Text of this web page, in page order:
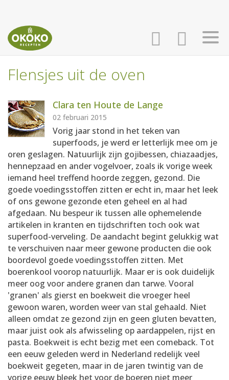
INLOGGEN
AANMELDEN
HOME
RECEPTEN
WEEKMENU'S
KOOKBOEKEN
Flensjes uit de oven
Clara ten Houte de Lange
02 februari 2015
Vorig jaar stond in het teken van
superfoods, je werd er letterlijk mee om je
oren geslagen. Natuurlijk zijn gojibessen, chiazaadjes,
hennepzaad en ander vogelvoer, zoals ik vorige week
iemand heel treffend hoorde zeggen, gezond. Die
goede voedingsstoffen zitten er echt in, maar het leek
of ons gewone gezonde eten geheel en al had
afgedaan. Nu bespeur ik tussen alle ophemelende
artikelen in kranten en tijdschriften toch ook wat
superfood-verveling. De aandacht begint gelukkig wat
te verschuiven naar meer gewone producten die ook
boordevol goede voedingsstoffen zitten. Met
boerenkool voorop natuurlijk. Maar er is ook duidelijk
meer oog voor andere granen dan tarwe. Vooral
'granen' als gierst en boekweit die vroeger heel
gewoon waren, worden weer van stal gehaald. Niet
alleen omdat ze gezond zijn en geen gluten bevatten,
maar juist ook als afwisseling op aardappelen, rijst en
pasta. Boekweit is echt bezig met een comeback. Tot
een eeuw geleden werd in Nederland redelijk veel
boekweit gegeten, maar in de jaren twintig van de
vorige eeuw bleek het voor de boeren niet meer